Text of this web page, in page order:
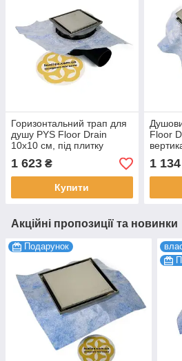
Горизонтальний трап для
душу PYS Floor Drain
10х10 см, під плитку
Evimetal
1 623 ₴
Купити
Floor
Nova
1 134
Акційні пропозиції та новинки
Подарунок